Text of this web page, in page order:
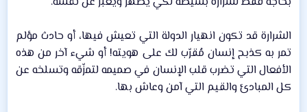
الشرارة قد تكون انهيار الدولة التي تعيش فيها، أو حادث مؤلم
تمر به كذبح إنسان مُقرّب لك على هويته! أو شيء آخر من هذه
الأفعال التي تضرب قلب الإنسان في صميمه لتمزّقه وتسلخه عن
كل المبادئ والقيم التي آمن وعاش بها.​